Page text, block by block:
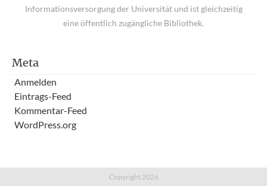
Informationsversorgung der Universität und ist gleichzeitig
eine öffentlich zugängliche Bibliothek.
Meta
Anmelden
Eintrags-Feed
Kommentar-Feed
WordPress.org
Copyright 2026